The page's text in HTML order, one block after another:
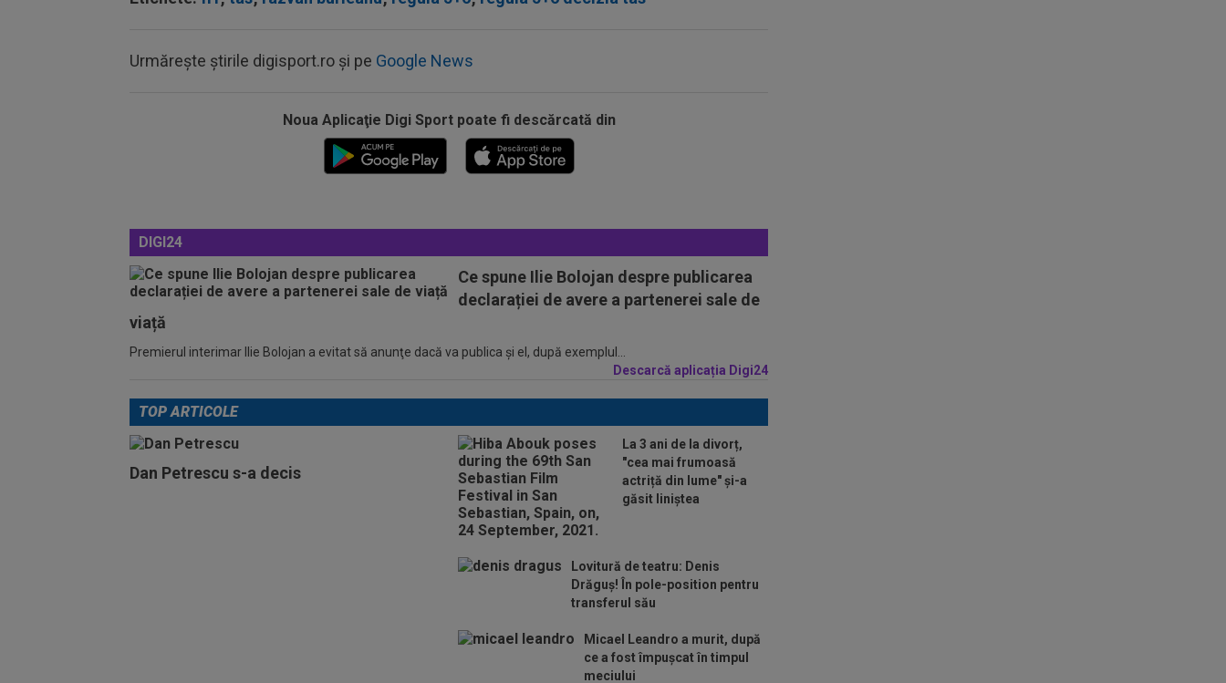
Urmărește știrile digisport.ro și pe Google News
Noua Aplicaţie Digi Sport poate fi descărcată din
DIGI24
Ce spune Ilie Bolojan despre publicarea
declarației de avere a partenerei sale de
viață
Premierul interimar Ilie Bolojan a evitat să anunţe dacă va publica şi el, după exemplul...
Descarcă aplicația Digi24
TOP ARTICOLE
Dan Petrescu s-a decis
La 3 ani de la divorț,
"cea mai frumoasă
actriță din lume" și-a
găsit liniștea
Lovitură de teatru: Denis
Drăguș! În pole-position pentru
transferul său
Micael Leandro a murit, după
ce a fost împușcat în timpul
meciului